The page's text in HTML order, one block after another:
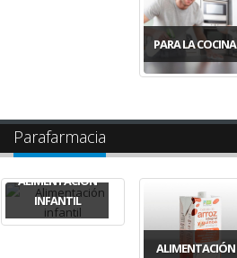
PARA LA COCINA
Parafarmacia
ALIMENTACIÓN
INFANTIL
ALIMENTACIÓN